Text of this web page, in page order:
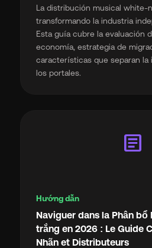
La distribución musical white-
transformando la industria
Esta guía cubre la evaluación
economía, estrategia de
características que separan la
los portales.
article
Hướng dẫn
Naviguer dans la Phân bổ
trắng en 2026 : Le Guide
Nhãn et Distributeurs